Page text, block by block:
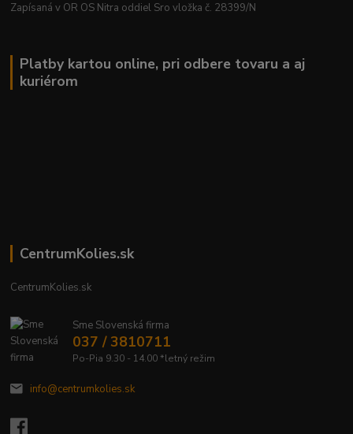
Zapísaná v OR OS Nitra oddiel Sro vložka č. 28399/N
Platby kartou online, pri odbere tovaru a aj
kuriérom
CentrumKolies.sk
CentrumKolies.sk
Sme Slovenská firma
037 / 3810711
Po-Pia 9.30 - 14.00 *letný režim
info@centrumkolies.sk